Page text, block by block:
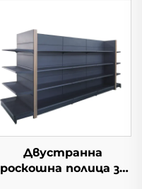
Двустранна
роскошна полица за